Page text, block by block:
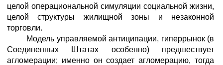
целой операциональной симуляции социальной жизни,
целой структуры жилищной зоны и незаконной
торговли.
Модель управляемой антиципации, гиперрынок (в
Соединенных Штатах особенно) предшествует
агломерации; именно он создает агломерацию, тогда